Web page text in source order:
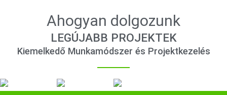
Ahogyan dolgozunk
LEGÚJABB PROJEKTEK
Kiemelkedő Munkamódszer és Projektkezelés